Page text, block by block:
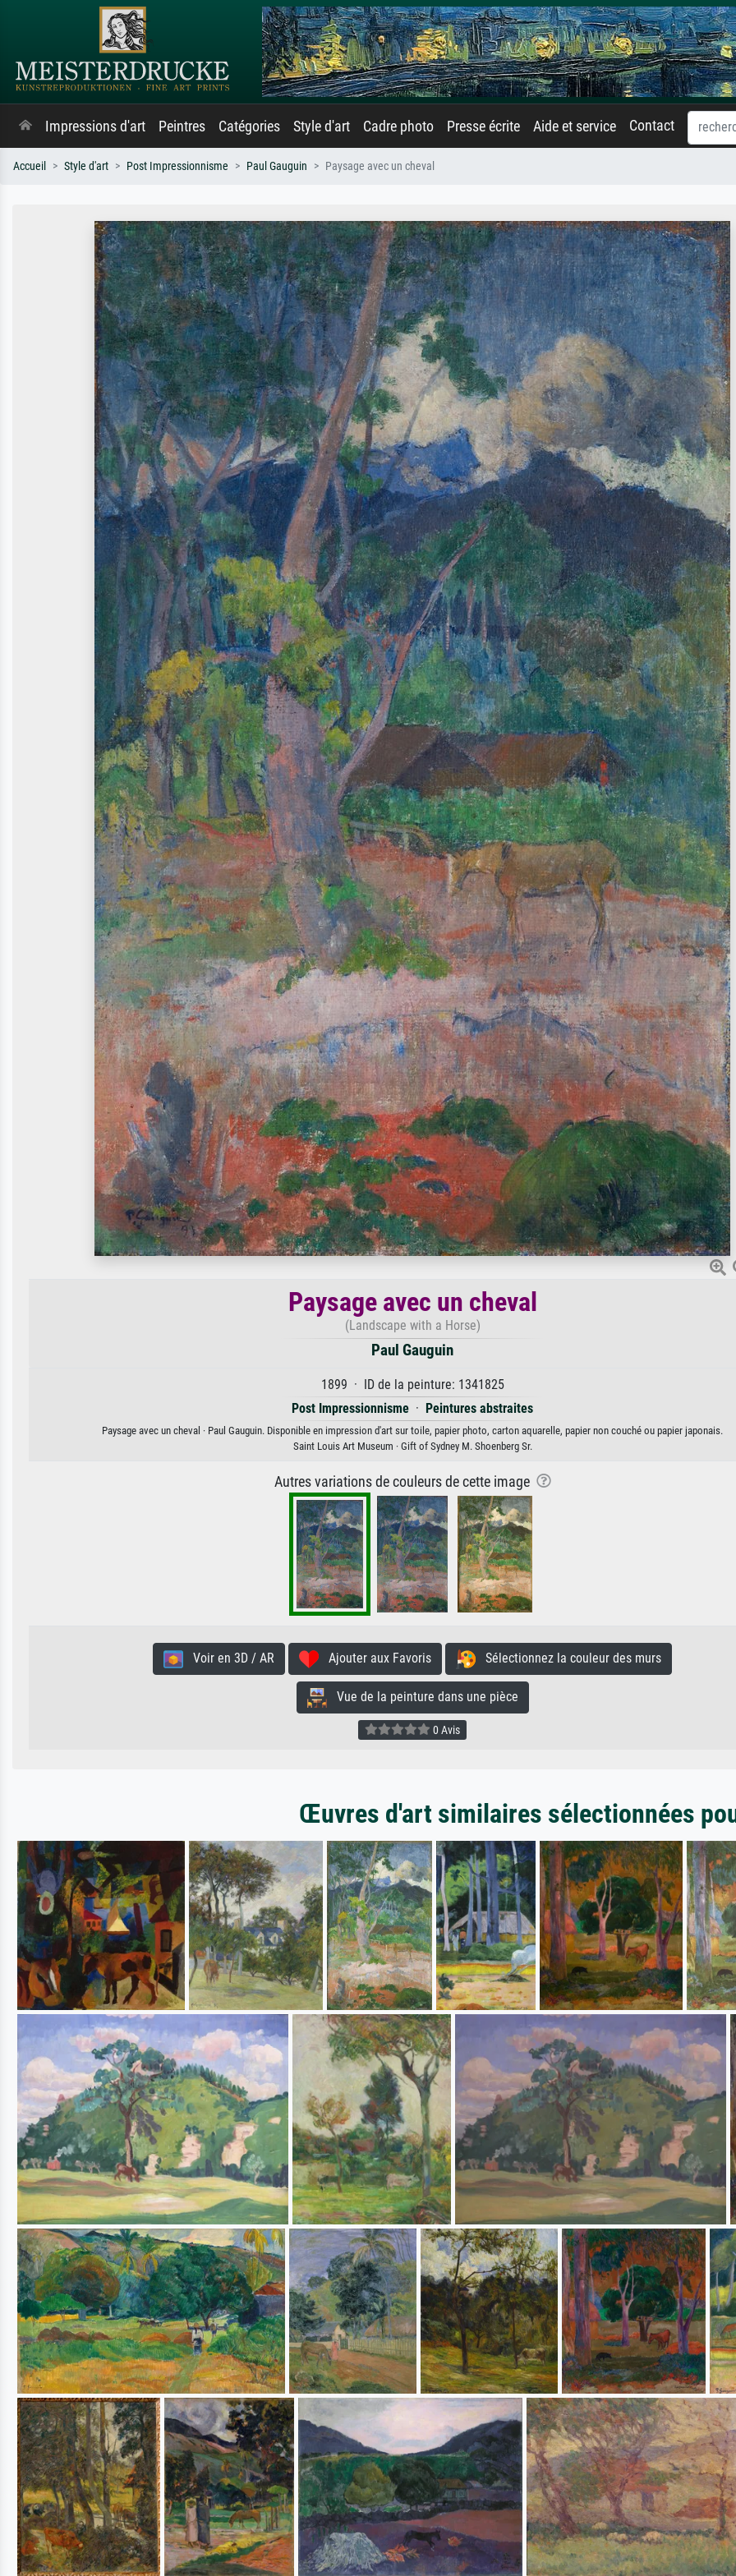
Impressions d'art Peintres Catégories Style d'art Cadre photo Presse écrite Aide et service Contact
Accueil Style d'art Post Impressionnisme Paul Gauguin Paysage avec un cheval
Paysage avec un cheval
(Landscape with a Horse)
Paul Gauguin
1899 · ID de la peinture: 1341825
Post Impressionnisme · Peintures abstraites
Paysage avec un cheval · Paul Gauguin. Disponible en impression d'art sur toile, papier photo, carton aquarelle, papier non couché ou papier japonais.
Saint Louis Art Museum · Gift of Sydney M. Shoenberg Sr.
Autres variations de couleurs de cette image
Voir en 3D / AR Ajouter aux Favoris Sélectionnez la couleur des murs
Vue de la peinture dans une pièce
0 Avis
Œuvres d'art similaires sélectionnées